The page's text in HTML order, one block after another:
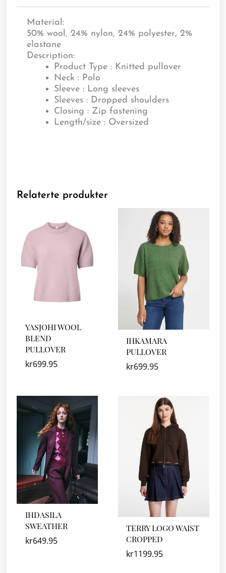
Material:
50% wool, 24% nylon, 24% polyester, 2%
elastane
Description:
Product Type : Knitted pullover
Neck : Polo
Sleeve : Long sleeves
Sleeves : Dropped shoulders
Closing : Zip fastening
Length/size : Oversized
Relaterte produkter
YASJOHI WOOL
BLEND
PULLOVER
kr699.95
IHKAMARA
PULLOVER
kr699.95
IHDASILA
SWEATHER
kr649.95
TERRY LOGO WAIST
CROPPED
kr1199.95